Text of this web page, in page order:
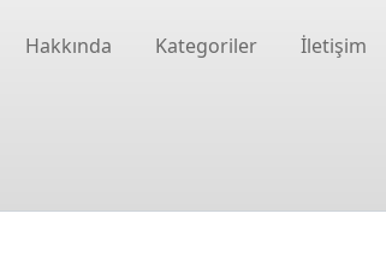
Hakkında Kategoriler İletişim